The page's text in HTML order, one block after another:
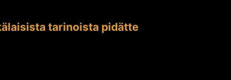
tarinoista pidätte